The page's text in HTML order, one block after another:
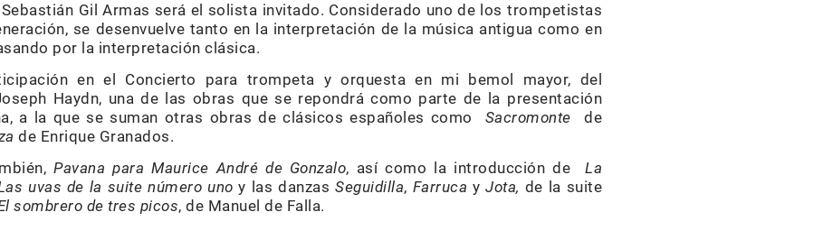
Gil Armas será el solista invitado. Considerado uno de los trompetistas
se desenvuelve tanto en la interpretación de la música antigua como en
por la interpretación clásica.
en el Concierto para trompeta y orquesta en mi bemol mayor, del
Haydn, una de las obras que se repondrá como parte de la presentación
a la que se suman otras obras de clásicos españoles como Sacromontede
de Enrique Granados.
Pavana para Maurice André de Gonzalo, así como la introducción de La
uvas de la suite número uno y las danzasSeguidilla, Farruca yJota, de la suite
sombrero de tres picos, de Manuel de Falla.